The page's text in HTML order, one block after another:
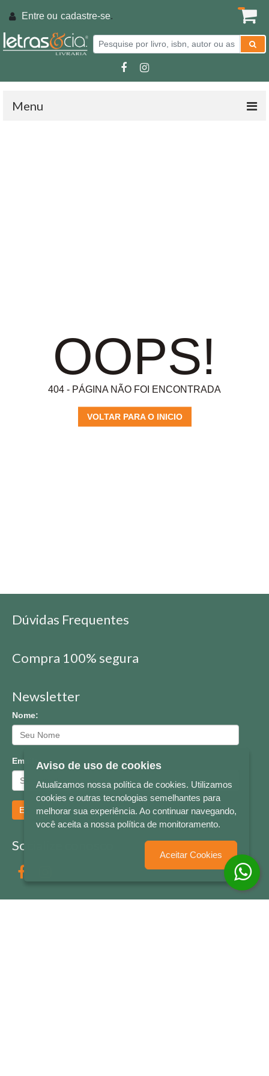
Entre ou cadastre-se.
Menu
OOPS!
404 - PÁGINA NÃO FOI ENCONTRADA
VOLTAR PARA O INICIO
Dúvidas Frequentes
Compra 100% segura
Newsletter
Nome:
Email:
Enviar
Socialize conosco
Aviso de uso de cookies
Atualizamos nossa política de cookies. Utilizamos
cookies e outras tecnologias semelhantes para
melhorar sua experiência. Ao continuar navegando,
você aceita a nossa política de monitoramento.
Aceitar Cookies